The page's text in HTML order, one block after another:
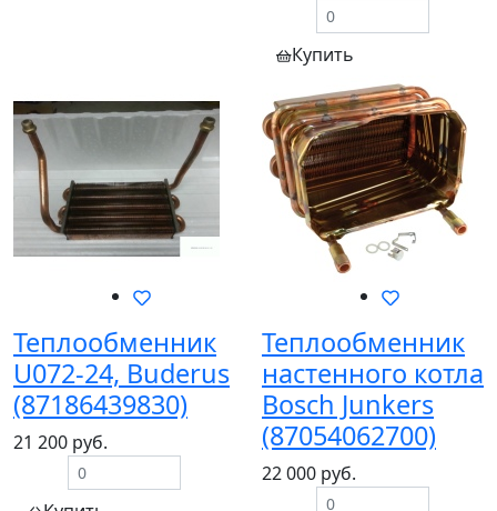
Купить
Теплообменник
U072-24, Buderus
(87186439830)
21 200 руб.
Теплообменник
настенного котла
Bosch Junkers
(87054062700)
22 000 руб.